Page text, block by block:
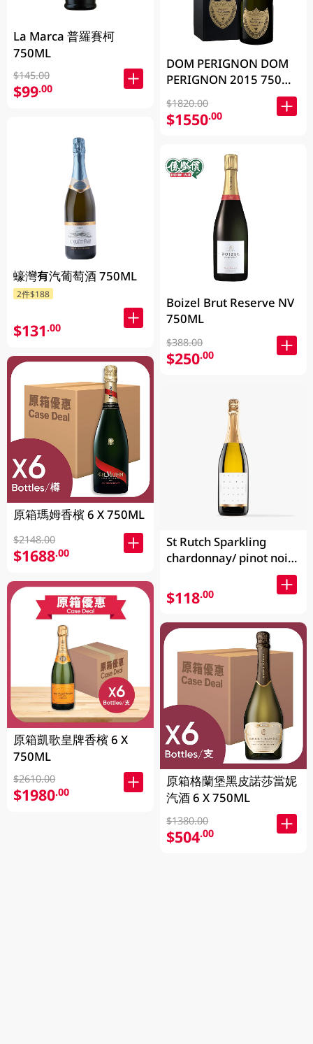
La Marca 普羅賽柯
750ML
$145.00
$99.00
蠔灣有汽葡萄酒 750ML
2件$188
$131.00
原箱瑪姆香檳 6 X 750ML
$2148.00
$1688.00
原箱凱歌皇牌香檳 6 X
750ML
$2610.00
$1980.00
DOM PERIGNON DOM
PERIGNON 2015 750毫
升 (包裝隨機發放)
$1820.00
$1550.00
Boizel Brut Reserve NV
750ML
$388.00
$250.00
St Rutch Sparkling
chardonnay/ pinot noir
$118.00
原箱格蘭堡黑皮諾莎當妮
汽酒 6 X 750ML
$1380.00
$504.00